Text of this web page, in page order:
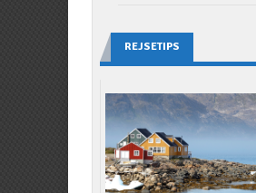
REJSETIPS